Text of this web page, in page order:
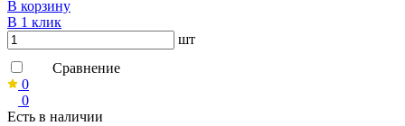
В корзину
В 1 клик
шт
Сравнение
0
0
Есть в наличии